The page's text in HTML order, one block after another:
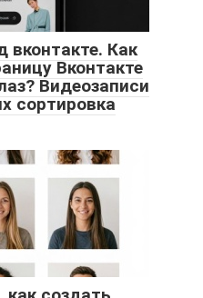
вконтакте. Как
Вконтакте
Видеозаписи
сортировка